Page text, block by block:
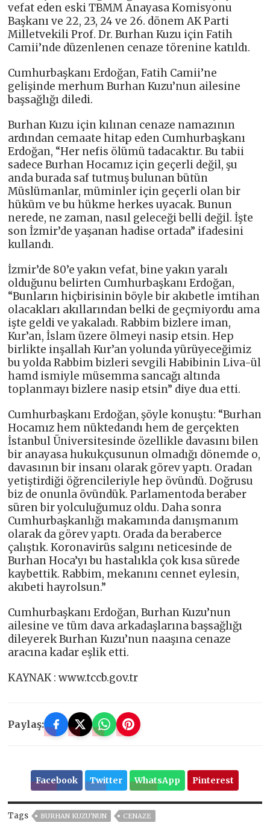
vefat eden eski TBMM Anayasa Komisyonu
Başkanı ve 22, 23, 24 ve 26. dönem AK Parti
Milletvekili Prof. Dr. Burhan Kuzu için Fatih
Camii’nde düzenlenen cenaze törenine katıldı.
Cumhurbaşkanı Erdoğan, Fatih Camii’ne
gelişinde merhum Burhan Kuzu’nun ailesine
başsağlığı diledi.
Burhan Kuzu için kılınan cenaze namazının
ardından cemaate hitap eden Cumhurbaşkanı
Erdoğan, “Her nefis ölümü tadacaktır. Bu tabii
sadece Burhan Hocamız için geçerli değil, şu
anda burada saf tutmuş bulunan bütün
Müslümanlar, müminler için geçerli olan bir
hüküm ve bu hükme herkes uyacak. Bunun
nerede, ne zaman, nasıl geleceği belli değil. İşte
son İzmir’de yaşanan hadise ortada” ifadesini
kullandı.
İzmir’de 80’e yakın vefat, bine yakın yaralı
olduğunu belirten Cumhurbaşkanı Erdoğan,
“Bunların hiçbirisinin böyle bir akıbetle imtihan
olacakları akıllarından belki de geçmiyordu ama
işte geldi ve yakaladı. Rabbim bizlere iman,
Kur’an, İslam üzere ölmeyi nasip etsin. Hep
birlikte inşallah Kur’an yolunda yürüyeceğimiz
bu yolda Rabbim bizleri sevgili Habibinin Liva-ül
hamd ismiyle müsemma sancağı altında
toplanmayı bizlere nasip etsin” diye dua etti.
Cumhurbaşkanı Erdoğan, şöyle konuştu: “Burhan
Hocamız hem nüktedandı hem de gerçekten
İstanbul Üniversitesinde özellikle davasını bilen
bir anayasa hukukçusunun olmadığı dönemde o,
davasının bir insanı olarak görev yaptı. Oradan
yetiştirdiği öğrencileriyle hep övündü. Doğrusu
biz de onunla övündük. Parlamentoda beraber
süren bir yolculuğumuz oldu. Daha sonra
Cumhurbaşkanlığı makamında danışmanım
olarak da görev yaptı. Orada da beraberce
çalıştık. Koronavirüs salgını neticesinde de
Burhan Hoca’yı bu hastalıkla çok kısa sürede
kaybettik. Rabbim, mekanını cennet eylesin,
akıbeti hayrolsun.”
Cumhurbaşkanı Erdoğan, Burhan Kuzu’nun
ailesine ve tüm dava arkadaşlarına başsağlığı
dileyerek Burhan Kuzu’nun naaşına cenaze
aracına kadar eşlik etti.
KAYNAK : www.tccb.gov.tr
Paylaş:
Facebook Twitter WhatsApp Pinterest
Tags BURHAN KUZU'NUN
CENAZE